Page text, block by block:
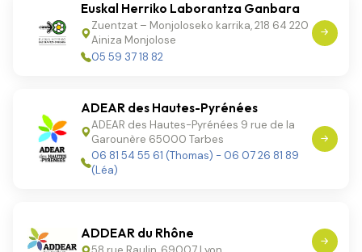
Euskal Herriko Laborantza Ganbara
Zuentzat – Monjoloseko karrika, 218 64 220
Ainiza Monjolose
05 59 37 18 82
ADEAR des Hautes-Pyrénées
ADEAR des Hautes-Pyrénées 9 rue de la
Garounère 65000 Tarbes
06 81 54 55 61 (Thomas) - 06 07 26 81 89
(Léa)
ADDEAR du Rhône